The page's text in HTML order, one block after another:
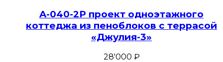
A-040-2P проект одноэтажного
коттеджа из пеноблоков с террасой
«Джулия-3»
28'000 ₽